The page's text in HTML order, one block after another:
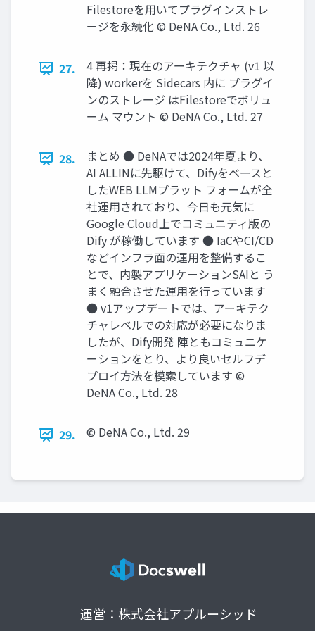
Filestoreを用いてプラグインストレ
ージを永続化 © DeNA Co., Ltd. 26
27.
4 再掲：現在のアーキテクチャ (v1 以
降) workerを Sidecars 内に プラグイ
ンのストレージ はFilestoreでボリュ
ーム マウント © DeNA Co., Ltd. 27
28.
まとめ ● DeNAでは2024年夏より、
AI ALLINに先駆けて、Difyをベースと
したWEB LLMプラット フォームが全
社運用されており、今日も元気に
Google Cloud上でコミュニティ版の
Dify が稼働しています ● IaCやCI/CD
などインフラ面の運用を整備するこ
とで、内製アプリケーションSAIと う
まく融合させた運用を行っています
● v1アップデートでは、アーキテク
チャレベルでの対応が必要になりま
したが、Dify開発 陣ともコミュニケ
ーションをとり、より良いセルフデ
プロイ方法を模索しています ©
DeNA Co., Ltd. 28
29. © DeNA Co., Ltd. 29
運営：株式会社アプルーシッド